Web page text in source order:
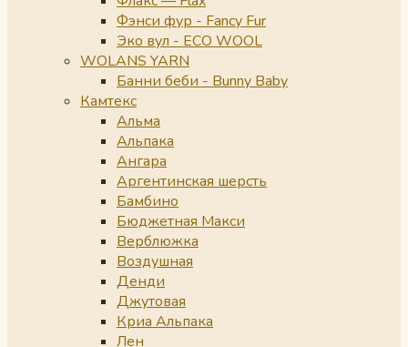
Фэнси фур - Fancy Fur
Эко вул - ECO WOOL
WOLANS YARN
Банни беби - Bunny Baby
Камтекс
Альма
Альпака
Ангара
Аргентинская шерсть
Бамбино
Бюджетная Макси
Верблюжка
Воздушная
Денди
Джутовая
Криа Альпака
Лен